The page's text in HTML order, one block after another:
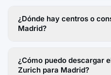
¿Dónde hay centros o
Madrid?
¿Cómo puedo descargar
Zurich para Madrid?